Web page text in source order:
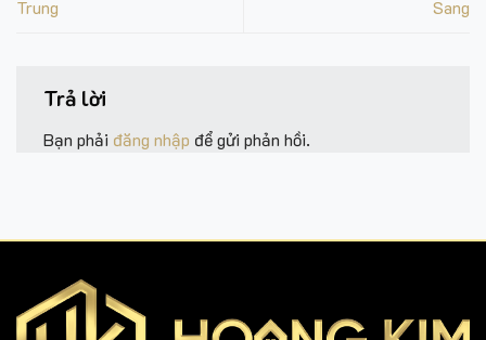
Trung
Sang
Trả lời
Bạn phải đăng nhập để gửi phản hồi.